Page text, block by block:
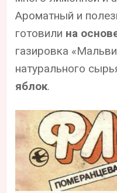
Ароматный и
готовили на
газировка
натурального
яблок.